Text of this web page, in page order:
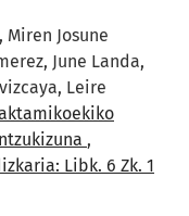
Josune
June Landa,
Leire
,
Libk. 6 Zk. 1